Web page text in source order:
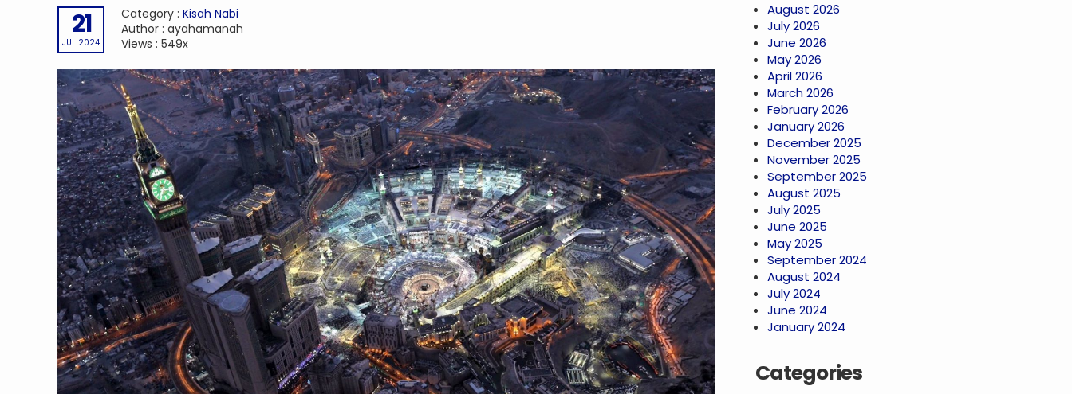
21
JUL 2024
Category : Kisah Nabi
Author : ayahamanah
Views : 549x
August 2026
July 2026
June 2026
May 2026
April 2026
March 2026
February 2026
January 2026
December 2025
November 2025
September 2025
August 2025
July 2025
June 2025
May 2025
September 2024
August 2024
July 2024
June 2024
January 2024
Categories